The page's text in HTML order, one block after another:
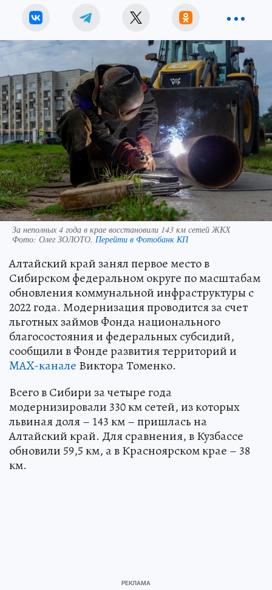
За неполных 4 года в крае восстановили 143 км сетей ЖКХ
Фото: Олег ЗОЛОТО. Перейти в Фотобанк КП
Алтайский край занял первое место в
Сибирском федеральном округе по масштабам
обновления коммунальной инфраструктуры с
2022 года. Модернизация проводится за счет
льготных займов Фонда национального
благосостояния и федеральных субсидий,
сообщили в Фонде развития территорий и
MAX-канале Виктора Томенко.
Всего в Сибири за четыре года
модернизировали 330 км сетей, из которых
львиная доля – 143 км – пришлась на
Алтайский край. Для сравнения, в Кузбассе
обновили 59,5 км, а в Красноярском крае – 38
км.